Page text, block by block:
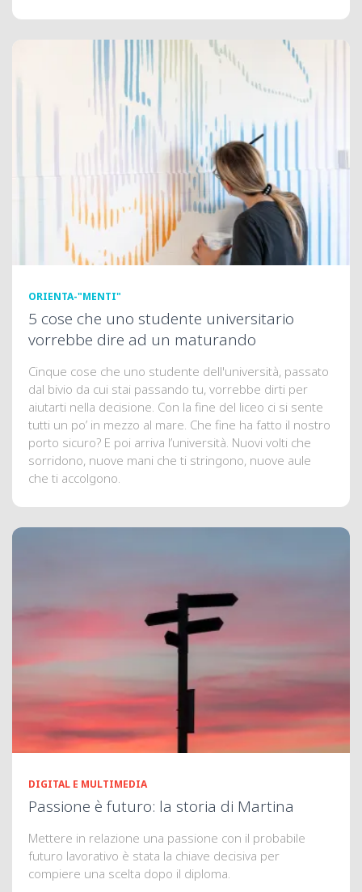
ORIENTA-"MENTI"
5 cose che uno studente universitario
vorrebbe dire ad un maturando
Cinque cose che uno studente dell'università, passato
dal bivio da cui stai passando tu, vorrebbe dirti per
aiutarti nella decisione. Con la fine del liceo ci si sente
tutti un po’ in mezzo al mare. Che fine ha fatto il nostro
porto sicuro? E poi arriva l’università. Nuovi volti che
sorridono, nuove mani che ti stringono, nuove aule
che ti accolgono.
DIGITAL E MULTIMEDIA
Passione è futuro: la storia di Martina
Mettere in relazione una passione con il probabile
futuro lavorativo è stata la chiave decisiva per
compiere una scelta dopo il diploma.